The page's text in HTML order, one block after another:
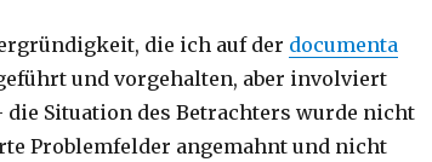
die ich auf der documenta
und vorgehalten, aber involviert
Situation des Betrachters wurde nicht
Problemfelder angemahnt und nicht